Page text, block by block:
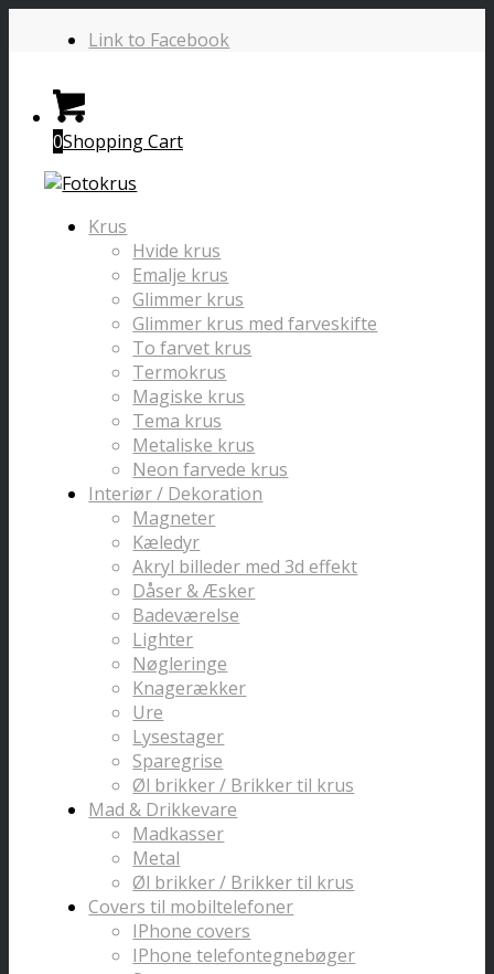
Link to Facebook
0Shopping Cart
Krus
Hvide krus
Emalje krus
Glimmer krus
Glimmer krus med farveskifte
To farvet krus
Termokrus
Magiske krus
Tema krus
Metaliske krus
Neon farvede krus
Interiør / Dekoration
Magneter
Kæledyr
Akryl billeder med 3d effekt
Dåser & Æsker
Badeværelse
Lighter
Nøgleringe
Knagerækker
Ure
Lysestager
Sparegrise
Øl brikker / Brikker til krus
Mad & Drikkevare
Madkasser
Metal
Øl brikker / Brikker til krus
Covers til mobiltelefoner
IPhone covers
IPhone telefontegnebøger